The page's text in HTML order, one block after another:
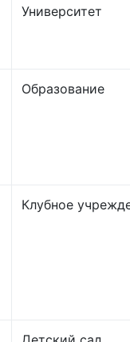
Университет
Образование
Клубное